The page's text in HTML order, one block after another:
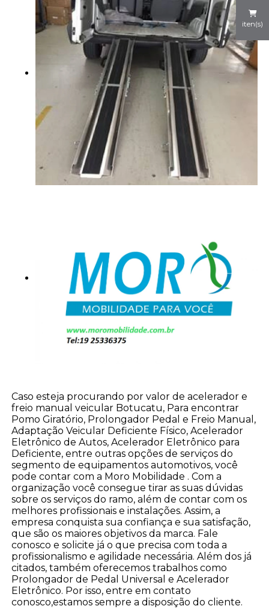
iten(s)
Caso esteja procurando por valor de acelerador e
freio manual veicular Botucatu, Para encontrar
Pomo Giratório, Prolongador Pedal e Freio Manual,
Adaptação Veicular Deficiente Físico, Acelerador
Eletrônico de Autos, Acelerador Eletrônico para
Deficiente, entre outras opções de serviços do
segmento de equipamentos automotivos, você
pode contar com a Moro Mobilidade . Com a
organização você consegue tirar as suas dúvidas
sobre os serviços do ramo, além de contar com os
melhores profissionais e instalações. Assim, a
empresa conquista sua confiança e sua satisfação,
que são os maiores objetivos da marca. Fale
conosco e solicite já o que precisa com toda a
profissionalismo e agilidade necessária. Além dos já
citados, também oferecemos trabalhos como
Prolongador de Pedal Universal e Acelerador
Eletrônico. Por isso, entre em contato
conosco,estamos sempre a disposição do cliente.